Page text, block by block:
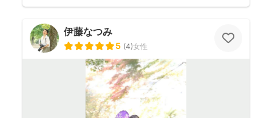
伊藤なつみ
5 (4)女性